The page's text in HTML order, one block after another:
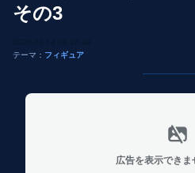
その3
テーマ： フィギュア
広告を表示できま